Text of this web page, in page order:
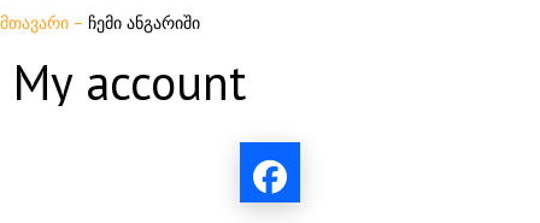
მთავარი – ჩემი ანგარიში
My account